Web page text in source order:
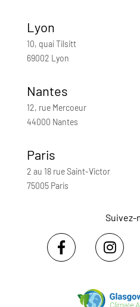
Lyon
10, quai Tilsitt
69002 Lyon
Nantes
12, rue Mercoeur
44000 Nantes
Paris
2 au 18 rue Saint-Victor
75005 Paris
Suivez-